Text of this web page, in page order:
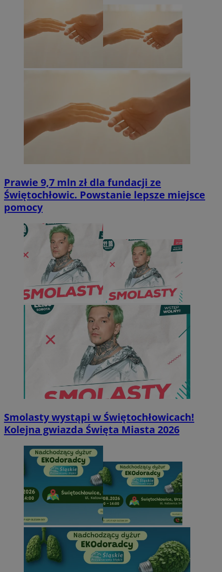
Prawie 9,7 mln zł dla fundacji ze
Świętochłowic. Powstanie lepsze miejsce
pomocy
Smolasty wystąpi w Świętochłowicach!
Kolejna gwiazda Święta Miasta 2026